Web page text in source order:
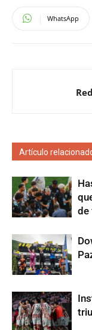
WhatsApp
Artículo
de